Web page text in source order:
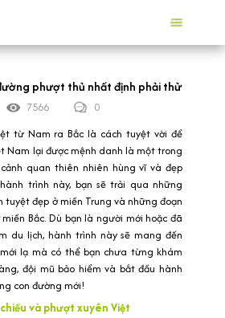
phượt thủ nhất định phải thử
7566
0
từ Nam ra Bắc là cách tuyệt vời để
Nam lại được mệnh danh là một trong
quan thiên nhiên hùng vĩ và đẹp
trình này, bạn sẽ trải qua những
tuyệt đẹp ở miền Trung và những đoạn
Bắc. Dù bạn là người mới hoặc đã
du lịch, hành trình này sẽ mang đến
lạ mà có thể bạn chưa từng khám
đội mũ bảo hiểm và bắt đầu hành
con đường mới!
và phượt xuyên Việt